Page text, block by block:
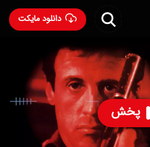
دانلود مایکت
پخش
- Assassins 1995
۱۸+